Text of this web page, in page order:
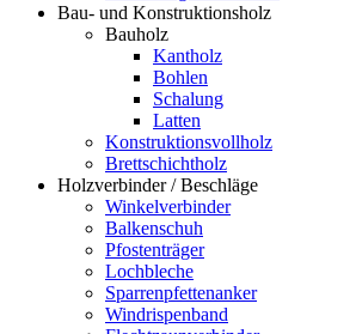
Bau- und Konstruktionsholz
Bauholz
Kantholz
Bohlen
Schalung
Latten
Konstruktionsvollholz
Brettschichtholz
Holzverbinder / Beschläge
Winkelverbinder
Balkenschuh
Pfostenträger
Lochbleche
Sparrenpfettenanker
Windrispenband